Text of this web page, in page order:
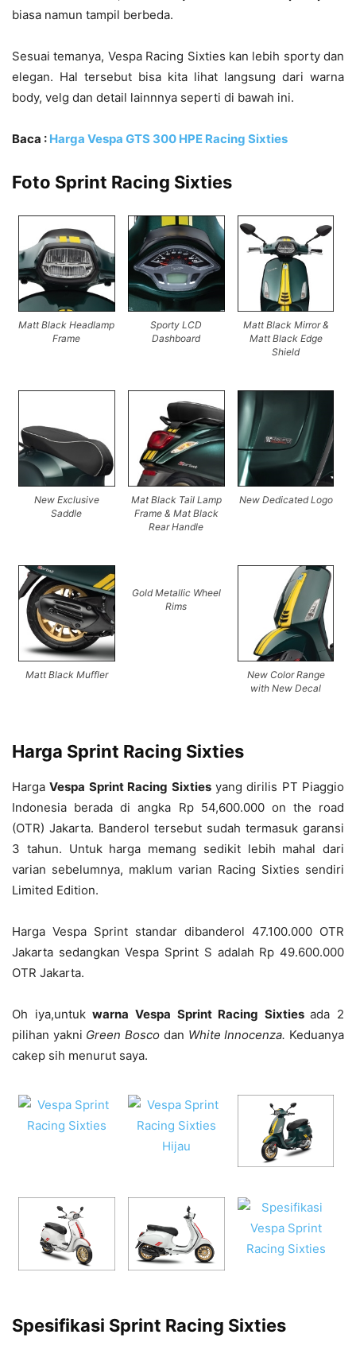
biasa namun tampil berbeda.
Sesuai temanya, Vespa Racing Sixties kan lebih sporty dan
elegan. Hal tersebut bisa kita lihat langsung dari warna
body, velg dan detail lainnnya seperti di bawah ini.
Baca : Harga Vespa GTS 300 HPE Racing Sixties
Foto Sprint Racing Sixties
Matt Black Headlamp
Frame
Sporty LCD
Dashboard
Matt Black Mirror &
Matt Black Edge
Shield
New Exclusive
Saddle
Mat Black Tail Lamp
Frame & Mat Black
Rear Handle
New Dedicated Logo
Matt Black Muffler
Gold Metallic Wheel
Rims
New Color Range
with New Decal
Harga Sprint Racing Sixties
HargaVespa Sprint Racing Sixtiesyang dirilis PT Piaggio
Indonesia berada di angka Rp 54,600.000 on the road
(OTR) Jakarta. Banderol tersebut sudah termasuk garansi
3 tahun. Untuk harga memang sedikit lebih mahal dari
varian sebelumnya, maklum varian Racing Sixties sendiri
Limited Edition.
Harga Vespa Sprint standar dibanderol 47.100.000 OTR
Jakarta sedangkan Vespa Sprint S adalah Rp 49.600.000
OTR Jakarta.
Oh iya,untukwarna Vespa Sprint Racing Sixtiesada 2
pilihan yakni Green Bosco dan White Innocenza. Keduanya
cakep sih menurut saya.
Spesifikasi Sprint Racing Sixties